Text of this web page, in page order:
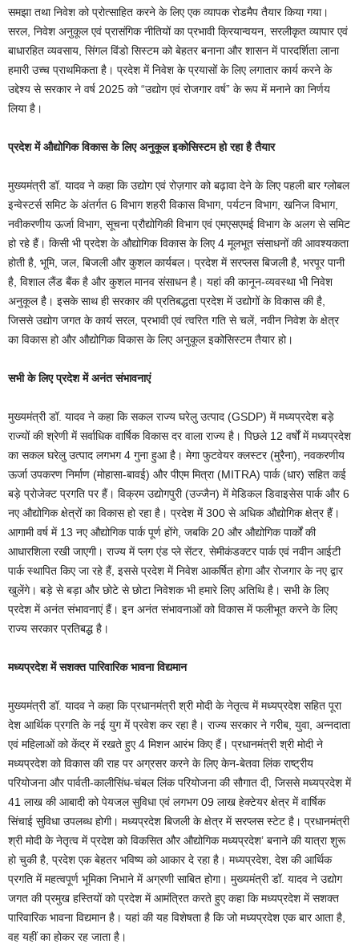
समझा तथा निवेश को प्रोत्साहित करने के लिए एक व्यापक रोडमैप तैयार किया गया।
सरल, निवेश अनुकूल एवं प्रासंगिक नीतियों का प्रभावी क्रियान्वयन, सरलीकृत व्यापार एवं
बाधारहित व्यवसाय, सिंगल विंडो सिस्टम को बेहतर बनाना और शासन में पारदर्शिता लाना
हमारी उच्च प्राथमिकता है। प्रदेश में निवेश के प्रयासों के लिए लगातार कार्य करने के
उद्देश्य से सरकार ने वर्ष 2025 को “उद्योग एवं रोजगार वर्ष” के रूप में मनाने का निर्णय
लिया है।
प्रदेश में औद्योगिक विकास के लिए अनुकूल इकोसिस्टम हो रहा है तैयार
मुख्यमंत्री डॉ. यादव ने कहा कि उद्योग एवं रोज़गार को बढ़ावा देने के लिए पहली बार ग्लोबल
इन्वेस्टर्स समिट के अंतर्गत 6 विभाग शहरी विकास विभाग, पर्यटन विभाग, खनिज विभाग,
नवीकरणीय ऊर्जा विभाग, सूचना प्रौद्योगिकी विभाग एवं एमएसएमई विभाग के अलग से समिट
हो रहे हैं। किसी भी प्रदेश के औद्योगिक विकास के लिए 4 मूलभूत संसाधनों की आवश्यकता
होती है, भूमि, जल, बिजली और कुशल कार्यबल। प्रदेश में सरप्लस बिजली है, भरपूर पानी
है, विशाल लैंड बैंक है और कुशल मानव संसाधन है। यहां की कानून-व्यवस्था भी निवेश
अनुकूल है। इसके साथ ही सरकार की प्रतिबद्धता प्रदेश में उद्योगों के विकास की है,
जिससे उद्योग जगत के कार्य सरल, प्रभावी एवं त्वरित गति से चलें, नवीन निवेश के क्षेत्र
का विकास हो और औद्योगिक विकास के लिए अनुकूल इकोसिस्टम तैयार हो।
सभी के लिए प्रदेश में अनंत संभावनाएं
मुख्यमंत्री डॉ. यादव ने कहा कि सकल राज्य घरेलु उत्पाद (GSDP) में मध्यप्रदेश बड़े
राज्यों की श्रेणी में सर्वाधिक वार्षिक विकास दर वाला राज्य है। पिछले 12 वर्षों में मध्यप्रदेश
का सकल घरेलु उत्पाद लगभग 4 गुना हुआ है। मेगा फुटवेयर क्लस्टर (मुरैना), नवकरणीय
ऊर्जा उपकरण निर्माण (मोहासा-बावई) और पीएम मित्रा (MITRA) पार्क (धार) सहित कई
बड़े प्रोजेक्ट प्रगति पर हैं। विक्रम उद्योगपुरी (उज्जैन) में मेडिकल डिवाइसेस पार्क और 6
नए औद्योगिक क्षेत्रों का विकास हो रहा है। प्रदेश में 300 से अधिक औद्योगिक क्षेत्र हैं।
आगामी वर्ष में 13 नए औद्योगिक पार्क पूर्ण होंगे, जबकि 20 और औद्योगिक पार्कों की
आधारशिला रखी जाएगी। राज्य में प्लग एंड प्ले सेंटर, सेमीकंडक्टर पार्क एवं नवीन आईटी
पार्क स्थापित किए जा रहे हैं, इससे प्रदेश में निवेश आकर्षित होगा और रोजगार के नए द्वार
खुलेंगे। बड़े से बड़ा और छोटे से छोटा निवेशक भी हमारे लिए अतिथि है। सभी के लिए
प्रदेश में अनंत संभावनाएं हैं। इन अनंत संभावनाओं को विकास में फलीभूत करने के लिए
राज्य सरकार प्रतिबद्ध है।
मध्यप्रदेश में सशक्त पारिवारिक भावना विद्यमान
मुख्यमंत्री डॉ. यादव ने कहा कि प्रधानमंत्री श्री मोदी के नेतृत्व में मध्यप्रदेश सहित पूरा
देश आर्थिक प्रगति के नई युग में प्रवेश कर रहा है। राज्य सरकार ने गरीब, युवा, अन्नदाता
एवं महिलाओं को केंद्र में रखते हुए 4 मिशन आरंभ किए हैं। प्रधानमंत्री श्री मोदी ने
मध्यप्रदेश को विकास की राह पर अग्रसर करने के लिए केन-बेतवा लिंक राष्ट्रीय
परियोजना और पार्वती-कालीसिंध-चंबल लिंक परियोजना की सौगात दी, जिससे मध्यप्रदेश में
41 लाख की आबादी को पेयजल सुविधा एवं लगभग 09 लाख हेक्टेयर क्षेत्र में वार्षिक
सिंचाई सुविधा उपलब्ध होगी। मध्यप्रदेश बिजली के क्षेत्र में सरप्लस स्टेट है। प्रधानमंत्री
श्री मोदी के नेतृत्व में प्रदेश को विकसित और औद्योगिक मध्यप्रदेश’ बनाने की यात्रा शुरू
हो चुकी है, प्रदेश एक बेहतर भविष्य को आकार दे रहा है। मध्यप्रदेश, देश की आर्थिक
प्रगति में महत्वपूर्ण भूमिका निभाने में अग्रणी साबित होगा। मुख्यमंत्री डॉ. यादव ने उद्योग
जगत की प्रमुख हस्तियों को प्रदेश में आमंत्रित करते हुए कहा कि मध्यप्रदेश में सशक्त
पारिवारिक भावना विद्यमान है। यहां की यह विशेषता है कि जो मध्यप्रदेश एक बार आता है,
वह यहीं का होकर रह जाता है।